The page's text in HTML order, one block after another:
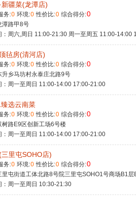
新疆菜(龙潭店)
务:0 环境:0 性价比:0 综合得分:0
潭路甲8号
：周六,周日 11:00-21:30 周一至周五 11:00-14:00
毡房(清河店)
务:0 环境:0 性价比:0 综合得分:0
升乡马坊村永泰庄北路9号
：周一至周日 11:00-14:00 17:00-21:00
选云南菜
务:0 环境:0 性价比:0 综合得分:0
树路E9区创新工场6号楼
：周一至周日 11:00-14:00 17:00-21:00
里屯SOHO店)
务:0 环境:0 性价比:0 综合得分:0
里屯街道工体北路8号院三里屯SOHO1号商场B1层
：周一至周日 10:30-21:30